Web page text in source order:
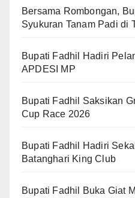
Bersama Rombongan,
Syukuran Tanam Padi di
Bupati Fadhil Hadiri
APDESI MP
Bupati Fadhil Saksikan
Cup Race 2026
Bupati Fadhil Hadiri
Batanghari King Club
Bupati Fadhil Buka Giat